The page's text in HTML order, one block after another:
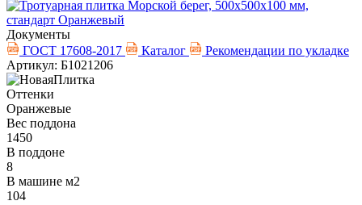
Документы
ГОСТ 17608-2017
Каталог
Рекомендации по укладке
Артикул: Б1021206
Оттенки
Оранжевые
Вес поддона
1450
В поддоне
8
В машине м2
104